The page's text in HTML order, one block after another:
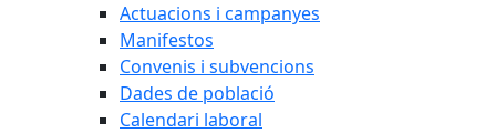
Actuacions i campanyes
Manifestos
Convenis i subvencions
Dades de població
Calendari laboral